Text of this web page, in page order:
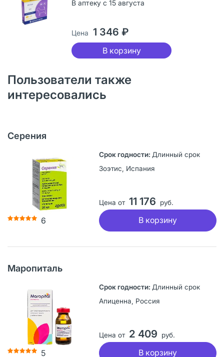
В аптеку с 15 августа
Цена 1 346 ₽
В корзину
Пользователи также
интересовались
Серения
6
Длинный срок
Зоэтис, Испания
Цена от 11 176 руб.
В корзину
Маропиталь
5
Длинный срок
Апиценна, Россия
Цена от 2 409 руб.
В корзину